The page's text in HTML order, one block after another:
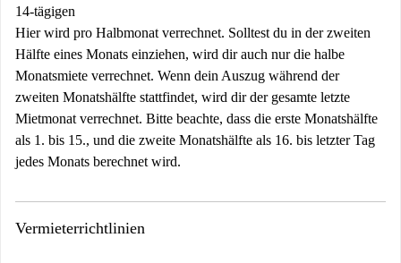
14-tägigen
Hier wird pro Halbmonat verrechnet. Solltest du in der zweiten
Hälfte eines Monats einziehen, wird dir auch nur die halbe
Monatsmiete verrechnet. Wenn dein Auszug während der
zweiten Monatshälfte stattfindet, wird dir der gesamte letzte
Mietmonat verrechnet. Bitte beachte, dass die erste Monatshälfte
als 1. bis 15., und die zweite Monatshälfte als 16. bis letzter Tag
jedes Monats berechnet wird.
Vermieterrichtlinien